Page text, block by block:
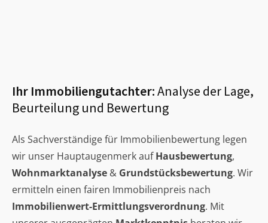
Ihr Immobiliengutachter:Analyse der Lage,
Beurteilung und Bewertung
Als Sachverständige für Immobilienbewertung legen
wir unser Hauptaugenmerk aufHausbewertung,
Wohnmarktanalyse & Grundstücksbewertung. Wir
ermitteln einen fairen Immobilienpreis nach
Immobilienwert-Ermittlungsverordnung. Mit